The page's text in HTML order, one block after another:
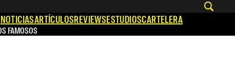
NOTICIASARTÍCULOSREVIEWSESTUDIOSCARTELERA
FAMOSOS